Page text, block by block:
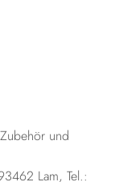
und
Lam, Tel.: